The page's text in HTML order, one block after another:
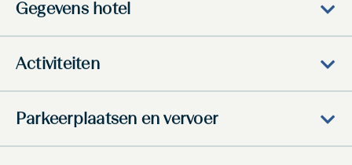
Gegevens hotel
Activiteiten
Parkeerplaatsen en vervoer